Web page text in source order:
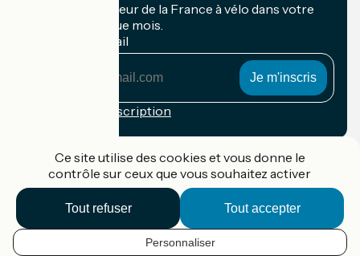
FR
Recevez le meilleur de la France à vélo dans votre
boîte mail chaque mois.
Mon adresse mail
Conditions d'inscription
Accueil Vélo Pro
Contact
Mentions légales
Ce site utilise des cookies et vous donne le
contrôle sur ceux que vous souhaitez activer
Tout accepter
Tout refuser
Personnaliser